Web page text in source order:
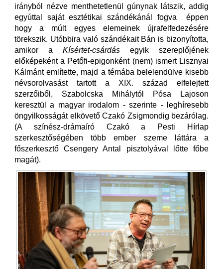
irányból nézve menthetetlenül gúnynak látszik, addig
egyúttal saját esztétikai szándékánál fogva éppen
hogy a múlt egyes elemeinek újrafelfedezésére
törekszik. Utóbbira való szándékait Bán is bizonyította,
amikor a Kísértet-csárdás egyik szereplőjének
előképeként a Petőfi-epigonként (nem) ismert Lisznyai
Kálmánt említette, majd a témába belelendülve kisebb
névsorolvasást tartott a XIX. század elfelejtett
szerzőiből, Szabolcska Mihálytól Pósa Lajoson
keresztül a magyar irodalom - szerinte - leghíresebb
öngyilkosságát elkövető Czakó Zsigmondig bezárólag.
(A színész-drámaíró Czakó a Pesti Hírlap
szerkesztőségében több ember szeme láttára a
főszerkesztő Csengery Antal pisztolyával lőtte főbe
magát).